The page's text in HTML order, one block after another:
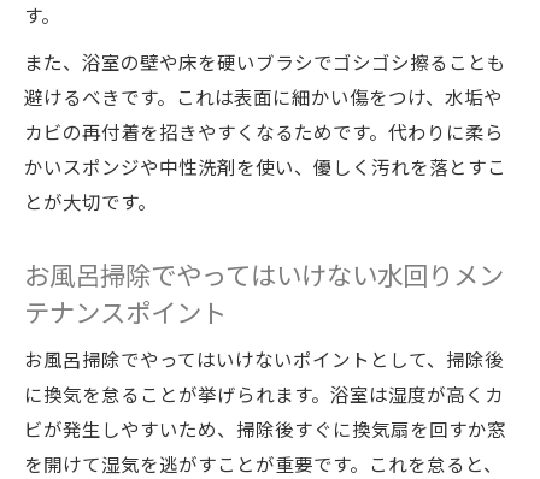
す。
また、浴室の壁や床を硬いブラシでゴシゴシ擦ることも
避けるべきです。これは表面に細かい傷をつけ、水垢や
カビの再付着を招きやすくなるためです。代わりに柔ら
かいスポンジや中性洗剤を使い、優しく汚れを落とすこ
とが大切です。
お風呂掃除でやってはいけない水回りメン
テナンスポイント
お風呂掃除でやってはいけないポイントとして、掃除後
に換気を怠ることが挙げられます。浴室は湿度が高くカ
ビが発生しやすいため、掃除後すぐに換気扇を回すか窓
を開けて湿気を逃がすことが重要です。これを怠ると、